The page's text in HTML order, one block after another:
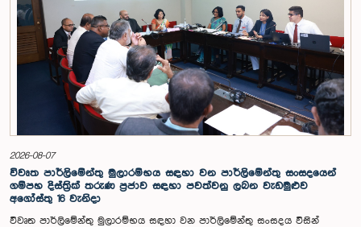
වැඩිදියුණු කිරීම, විද්‍යුත් ඡන්ද ක්‍රමවේදයක් හඳුන්වා දීම සහ කල්තියා ඡන්දය
ප්‍රකාශ කිරීමේ පහසුකම් සැලසීම ඇතුළු යෝජනා පිළිබඳව අවධානය යොමු
විය. එමෙන්ම විදේශගත ශ්‍රී ලාංකිකයන්ට ඡන්ද අයිතිය ලබාදීම සම්බන්ධයෙන්
වන යෝජනා පිළිබඳව ද සලකා බැලුණු අතර, ඒ සඳහා අවශ්‍ය නීතිමය හා
පරිපාලනමය ප්‍රතිපාදන පිළිබඳ වැඩිදුර අධ්‍යයනය කිරීමේ අවශ්‍යතාව
අවධාරණය කෙරිණි.කාරක සභාව විසින් පත් කළ විශේෂඥ මණ්ඩලය මඟින්
ලැබී ඇති යෝජනා 31 සහ පූර්ව පාර්ලිමේන්තු තේරීම් කාරක සභා වාර්තා
විශ්ලේෂණය කර ප්‍රායෝගික නිර්දේශ සහිත වාර්තාවක් සකස් කිරීමට නියමිත
අතර, එම නිර්දේශ සමාලෝචනය කිරීම සඳහා ඉදිරි කටයුතු සිදු කිරීමට කාරක
සභාව තීරණය කළේය.මෙම රැස්වීමට කාරක සභා සාමාජික ගරු අමාත්‍ය
ආචාර්ය උපාලි පන්නිලගේ මහතා සහ ගරු පාර්ලිමේන්තු මන්ත්‍රීවරුන් වන රවී
කරුණානායක, රුවන්තිලක ජයකොඩි සහ කදිරවේලු ෂන්මුගම් කුගදාසන් යන
මහත්වරු සහභාගී වූහ.
2026-08-07
විවෘත පාර්ලිමේන්තු මුලාරම්භය සඳහා වන පාර්ලිමේන්තු සංසදයෙන්
ගම්පහ දිස්ත්‍රික් තරුණ ප්‍රජාව සඳහා පවත්වනු ලබන වැඩමුළුව
අගෝස්තු 16 වැනිදා
විවෘත පාර්ලිමේන්තු මුලාරම්භය සඳහා වන පාර්ලිමේන්තු සංසදය විසින්